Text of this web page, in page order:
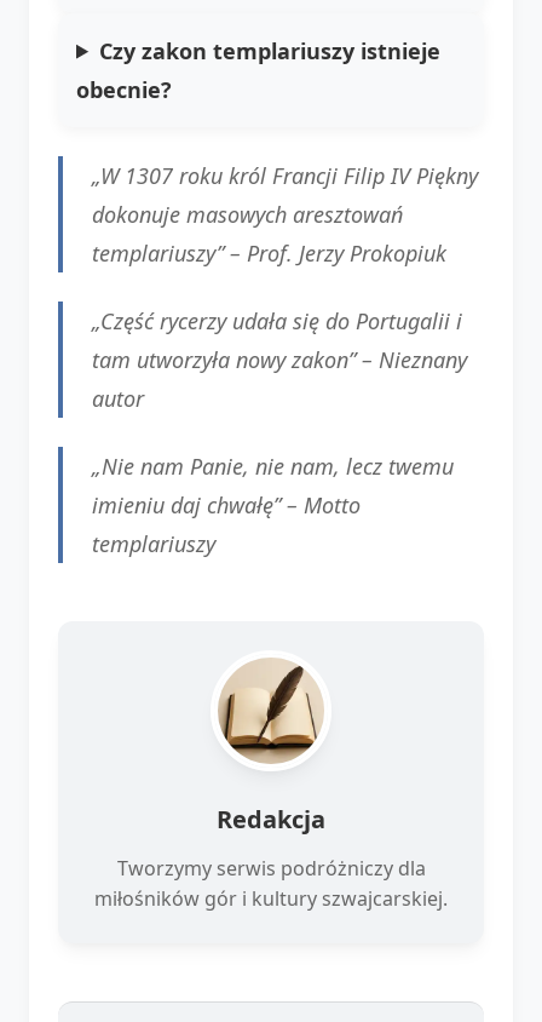
Czy zakon templariuszy istnieje
obecnie?
„W 1307 roku król Francji Filip IV Piękny
dokonuje masowych aresztowań
templariuszy” – Prof. Jerzy Prokopiuk
„Część rycerzy udała się do Portugalii i
tam utworzyła nowy zakon” – Nieznany
autor
„Nie nam Panie, nie nam, lecz twemu
imieniu daj chwałę” – Motto
templariuszy
Redakcja
Tworzymy serwis podróżniczy dla
miłośników gór i kultury szwajcarskiej.